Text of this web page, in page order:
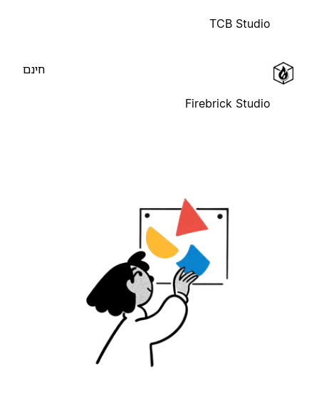
TCB Studio
Firebrick Studio